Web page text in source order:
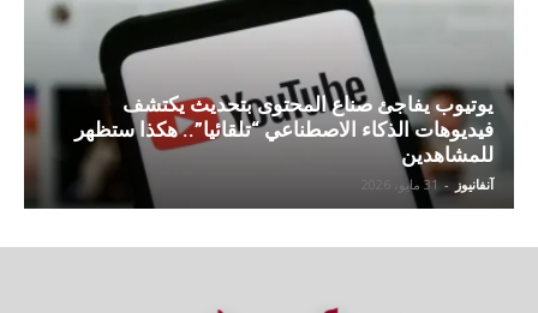
يوتيوب يفاجئ صناع المحتوى بتحديث يكتشف
فيديوهات الذكاء الاصطناعي “تلقائيا”.. هكذا ستظهر
للمشاهدين
آنفانيوز - 31 مايو، 2026